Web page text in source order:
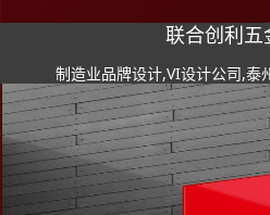
联合创利五
制造业品牌设计,VI设计公司,泰